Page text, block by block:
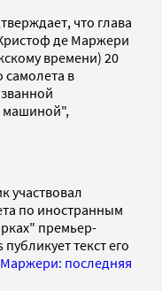
что глава
де Маржери
времени) 20
самолета в
машиной",
участвовал
по иностранным
премьер-
текст его
последняя